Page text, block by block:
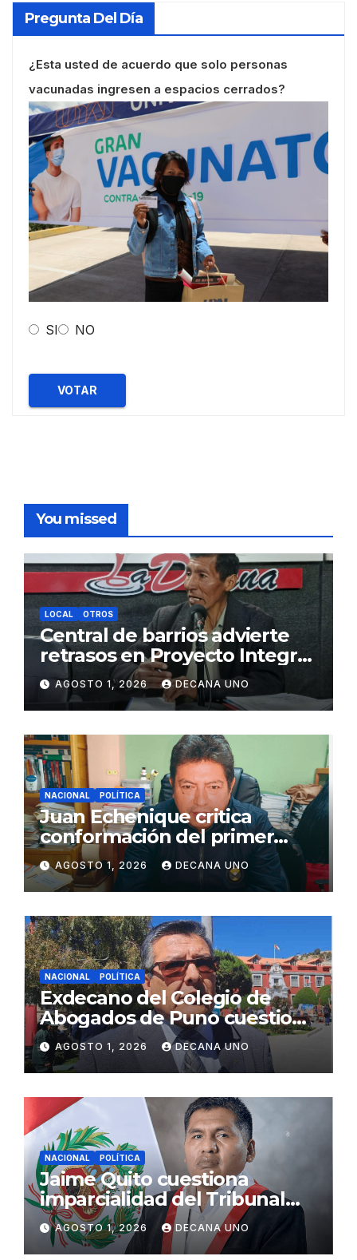
Pregunta Del Día
¿Esta usted de acuerdo que solo personas
vacunadas ingresen a espacios cerrados?
SI NO
VOTAR
You missed
LOCAL OTROS
Central de barrios advierte
retrasos en Proyecto Integral
de Agua y Alcantarillado para
Juliaca
AGOSTO 1, 2026 DECANA UNO
NACIONAL POLÍTICA
Juan Echenique critica
conformación del primer
gabinete ministerial de Keiko
Fujimori
AGOSTO 1, 2026 DECANA UNO
NACIONAL POLÍTICA
Exdecano del Colegio de
Abogados de Puno cuestiona
propuestas sobre seguridad
ciudadana
AGOSTO 1, 2026 DECANA UNO
NACIONAL POLÍTICA
Jaime Quito cuestiona
imparcialidad del Tribunal
Constitucional tras liberación
de Ollanta Humala
AGOSTO 1, 2026 DECANA UNO